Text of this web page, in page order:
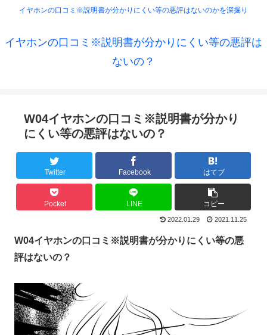
イヤホンの口コミ※説明書が分かりにくい等の悪評はないのかを深掘り
イヤホンの口コミ※説明書が分かりにくい等の悪評は
ないの？
W04イヤホンの口コミ※説明書が分かり
にくい等の悪評はないの？
Twitter Facebook はてブ
Pocket LINE コピー
2022.01.29 2021.11.25
W04イヤホンの口コミ※説明書が分かりにくい等の悪
評はないの？